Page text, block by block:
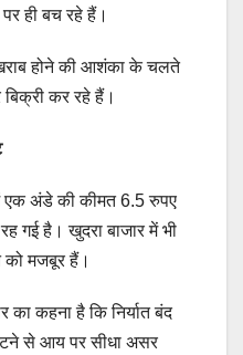
ही बच रहे हैं।
होने की आशंका के चलते
बिक्री कर रहे हैं।
एक अंडे की कीमत 6.5 रुपए
गई है। खुदरा बाजार में भी
को मजबूर हैं।
का कहना है कि निर्यात बंद
घटने से आय पर सीधा असर